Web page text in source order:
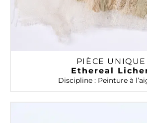
PIÈCE UNIQUE
Ethereal
Discipline : Peinture à